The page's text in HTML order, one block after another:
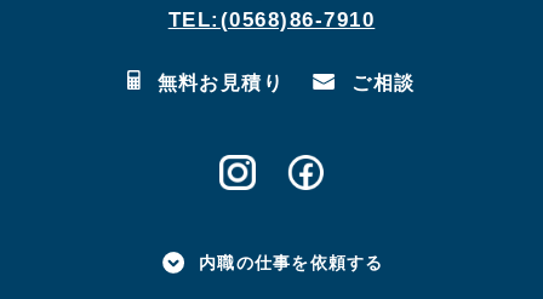
TEL:(0568)86-7910
無料お見積り ご相談
内職の仕事を依頼する